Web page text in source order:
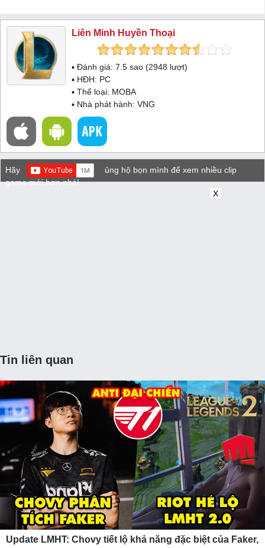
Liên Minh Huyền Thoại
▪ Đánh giá: 7.5 sao (2948 lượt)
▪ HĐH: PC
▪ Thể loại: MOBA
▪ Nhà phát hành: VNG
Hãy
ủng hộ bọn mình để xem nhiều clip
game mới hơn nhé!
X
Tin liên quan
Update LMHT: Chovy tiết lộ khả năng đặc biệt của Faker,